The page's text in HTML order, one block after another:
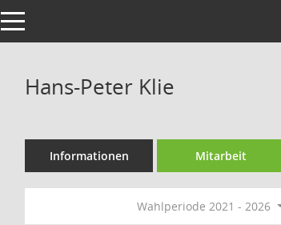
Toggle navigation
Hans-Peter Klie
Informationen Mitarbeit
Wahlperiode 2021 - 2026